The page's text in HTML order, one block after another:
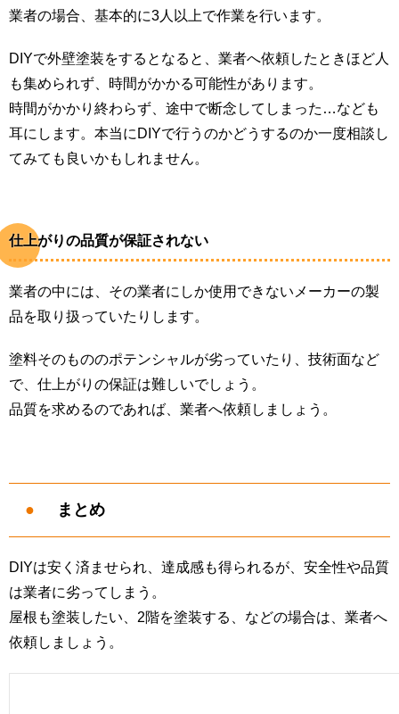
業者の場合、基本的に3人以上で作業を行います。
DIYで外壁塗装をするとなると、業者へ依頼したときほど人
も集められず、時間がかかる可能性があります。
時間がかかり終わらず、途中で断念してしまった…なども
耳にします。本当にDIYで行うのかどうするのか一度相談し
てみても良いかもしれません。
仕上がりの品質が保証されない
業者の中には、その業者にしか使用できないメーカーの製
品を取り扱っていたりします。
塗料そのもののポテンシャルが劣っていたり、技術面など
で、仕上がりの保証は難しいでしょう。
品質を求めるのであれば、業者へ依頼しましょう。
まとめ
DIYは安く済ませられ、達成感も得られるが、安全性や品質
は業者に劣ってしまう。
屋根も塗装したい、2階を塗装する、などの場合は、業者へ
依頼しましょう。